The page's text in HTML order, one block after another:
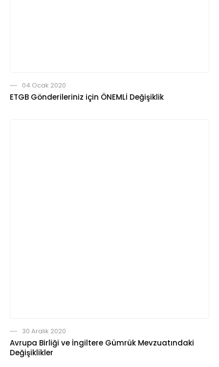
04 Ocak 2020
ETGB Gönderileriniz için ÖNEMLİ Değişiklik
30 Aralık 2020
Avrupa Birliği ve İngiltere Gümrük Mevzuatındaki
Değişiklikler